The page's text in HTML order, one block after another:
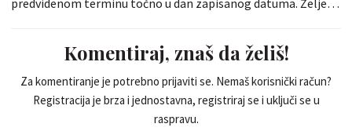
Uvijek bi se rado pozvala na novu trudnoću s iščekivanjem
mjesečnice u terminu u sebi sam imala novi izazov za
majćinstvo. No dolazile su redovito uglavnom 28.dan. Nikada
nisam koristila kontracepciju te planirala obitelj po
oginoqnaus i bilings metodi. No nisam se nikada bojala nove
Komentiraj, znaš da želiš!
Za komentiranje je potrebno prijaviti se. Nemaš korisnički račun?
Registracija je brza i jednostavna, registriraj se i uključi se u
raspravu.